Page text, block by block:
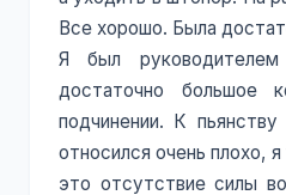
Все хорошо. Была
Я был руководителем
достаточно большое
подчинении. К
относился очень плохо,
это отсутствие силы